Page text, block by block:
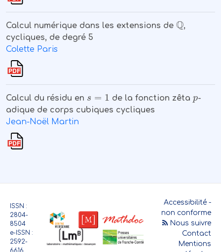
Calcul numérique dans les extensions de ℚ,
cycliques, de degré 5
Colette Paris
Calcul du résidu en de la fonction zêta
-
adique de corps cubiques cycliques
Jean-Noël Martin
ISSN :
2804-
8504
e-ISSN :
2592-
Accessibilité -
non conforme
Nous suivre
Contact
Mentions